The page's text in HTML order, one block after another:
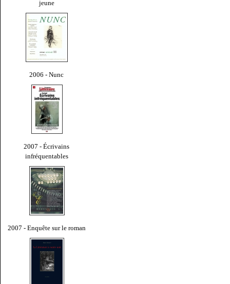
jeune
2006 - Nunc
2007 - Écrivains
infréquentables
2007 - Enquête sur le roman